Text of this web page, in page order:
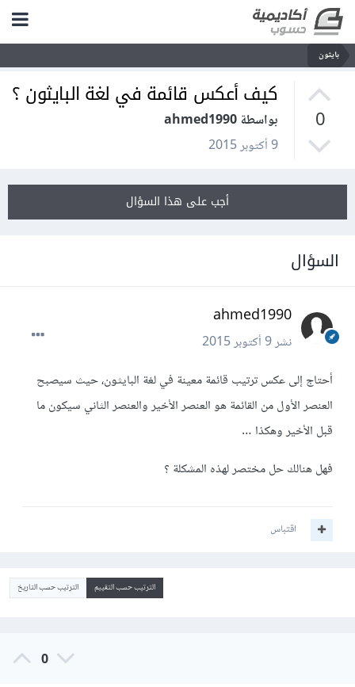
بايثون
0
كيف أعكس قائمة في لغة البايثون ؟
بواسطة ahmed1990
9 أكتوبر 2015
أجب على هذا السؤال
السؤال
ahmed1990
نشر9 أكتوبر 2015
أحتاج إلى عكس ترتيب قائمة معينة في لغة البايثون، حيث سيصبح
العنصر الأول من القائمة هو العنصر الأخير والعنصر الثاني سيكون ما
قبل الأخير وهكذا …
فهل هنالك حل مختصر لهذه المشكلة ؟
اقتباس
الترتيب حسب التقييم الترتيب حسب التاريخ
0